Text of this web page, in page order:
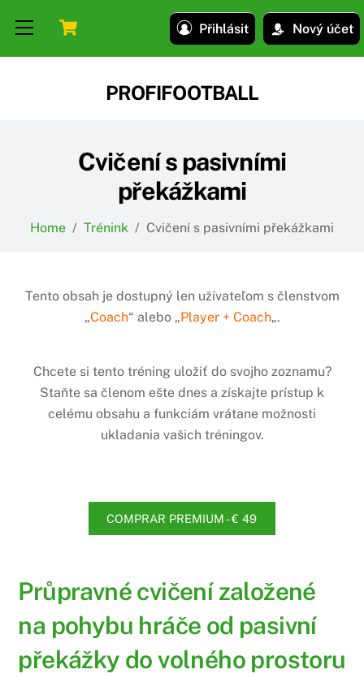
Přihlásit Nový účet
Menu
PROFIFOOTBALL
Cvičení s pasivními
překážkami
Home / Trénink / Cvičení s pasivními překážkami
Tento obsah je dostupný len užívateľom s členstvom
„Coach“ alebo „Player + Coach„.
Chcete si tento tréning uložiť do svojho zoznamu?
Staňte sa členom ešte dnes a získajte prístup k
celému obsahu a funkciám vrátane možnosti
ukladania vašich tréningov.
COMPRAR PREMIUM - € 49
Průpravné cvičení založené
na pohybu hráče od pasivní
překážky do volného prostoru